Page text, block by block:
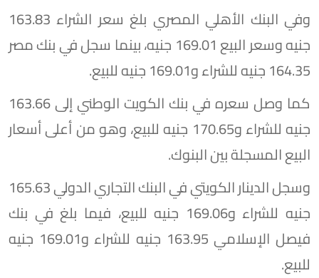
وفي البنك الأهلي المصري بلغ سعر الشراء 163.83
جنيه وسعر البيع 169.01 جنيه، بينما سجل في بنك مصر
164.35 جنيه للشراء و169.01 جنيه للبيع.
كما وصل سعره في بنك الكويت الوطني إلى 163.66
جنيه للشراء و170.65 جنيه للبيع، وهو من أعلى أسعار
البيع المسجلة بين البنوك.
وسجل الدينار الكويتي في البنك التجاري الدولي 165.63
جنيه للشراء و169.06 جنيه للبيع، فيما بلغ في بنك
فيصل الإسلامي 163.95 جنيه للشراء و169.01 جنيه
للبيع.